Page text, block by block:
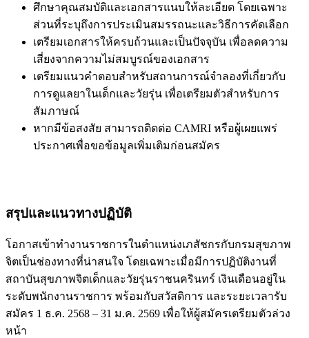
ศึกษาคุณสมบัติและเอกสารแนบให้ละเอียด โดยเฉพาะ
ส่วนที่ระบุถึงการประเมินสมรรถนะและวิธีการคัดเลือก
เตรียมเอกสารให้ครบถ้วนและเป็นปัจจุบัน เพื่อลดความ
เสี่ยงจากความไม่สมบูรณ์ของเอกสาร
เตรียมแนวคำตอบสำหรับสถานการณ์จำลองที่เกี่ยวกับ
การดูแลยาในเด็กและวัยรุ่น เพื่อเตรียมตัวสำหรับการ
สัมภาษณ์
หากมีข้อสงสัย สามารถติดต่อ CAMRI หรือผู้เผยแพร่
ประกาศเพื่อขอข้อมูลเพิ่มเติมก่อนสมัคร
สรุปและแนวทางปฏิบัติ
โอกาสเข้าทำงานราชการในตำแหน่งเภสัชกรกับกรมสุขภาพ
จิตเป็นช่องทางที่น่าสนใจ โดยเฉพาะเมื่อมีการปฏิบัติงานที่
สถาบันสุขภาพจิตเด็กและวัยรุ่นราชนครินทร์ เงินเดือนอยู่ใน
ระดับพนักงานราชการ พร้อมกับสวัสดิการ และระยะเวลารับ
สมัคร 1 ธ.ค. 2568 – 31 ม.ค. 2569 เพื่อให้ผู้สมัครเตรียมตัวล่วง
หน้า